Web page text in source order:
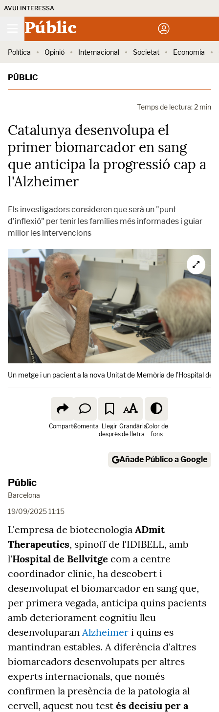
AVUI INTERESSA
Públic
Política Opinió Internacional Societat Economia
PÚBLIC
Temps de lectura: 2 min
Catalunya desenvolupa el
primer biomarcador en sang
que anticipa la progressió cap a
l'Alzheimer
Els investigadors consideren que serà un "punt
d'inflexió" per tenir les famílies més informades i guiar
millor les intervencions
Un metge i un pacient a la nova Unitat de Memòria de l'Hospital de
ComparteComenta Llegir
després
Grandària
de lletra
Color de
fons
Añade Público a Google
Públic
Barcelona
19/09/2025 11:15
L'empresa de biotecnologia ADmit
Therapeutics, spinoff de l'IDIBELL, amb
l'Hospital de Bellvitge com a centre
coordinador clínic, ha descobert i
desenvolupat el biomarcador en sang que,
per primera vegada, anticipa quins pacients
amb deteriorament cognitiu lleu
desenvoluparan Alzheimer i quins es
mantindran estables. A diferència d'altres
biomarcadors desenvolupats per altres
experts internacionals, que només
confirmen la presència de la patologia al
cervell, aquest nou test és decisiu per a